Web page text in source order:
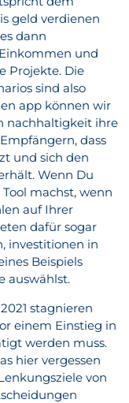
geld verdienen
dann
und
Projekte. Die
sind also
app können wir
nachhaltigkeit ihre
dass
und sich den
Wenn Du
machst, wenn
auf Ihrer
dafür sogar
investitionen in
Beispiels
auswählst.
stagnieren
einem Einstieg in
werden muss.
hier vergessen
von